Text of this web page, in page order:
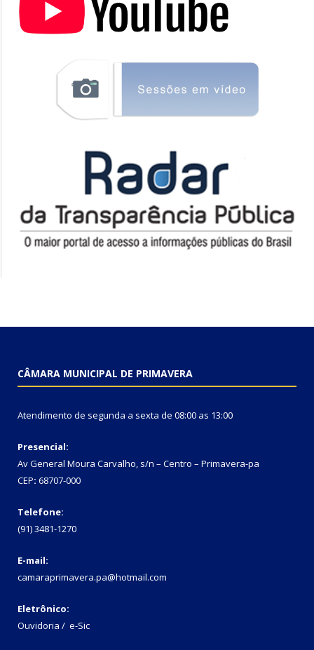
CÂMARA MUNICIPAL DE PRIMAVERA
Atendimento de segunda a sexta de 08:00 as 13:00
Presencial:
Av General Moura Carvalho, s/n – Centro – Primavera-pa
CEP: 68707-000
Telefone:
(91) 3481-1270
E-mail:
camaraprimavera.pa@hotmail.com
Eletrônico:
Ouvidoria / e-Sic